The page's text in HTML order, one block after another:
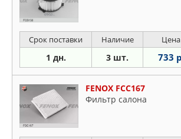
Срок поставки Наличие Цена
1 дн. 3 шт. 733
FENOX FCC167
Фильтр салона